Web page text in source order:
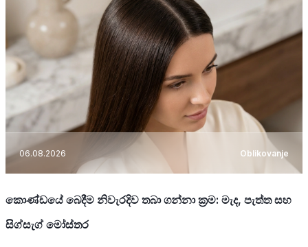
06.08.2026 Oblikovanje
කොණ්ඩයේ බෙදීම නිවැරදිව තබා ගන්නා ක්‍රම: මැද, පැත්ත සහ
සිග්සැග් මෝස්තර